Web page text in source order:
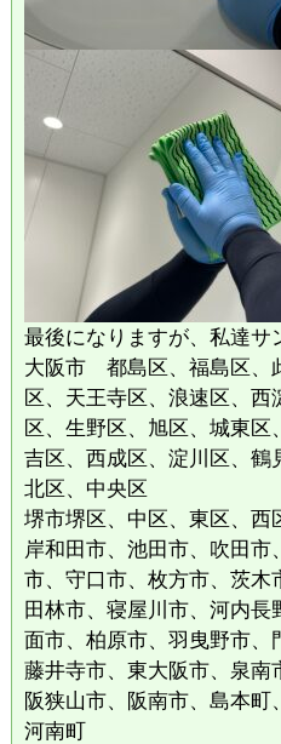
最後になりますが、私達サ
大阪市 都島区、福島区、
区、天王寺区、浪速区、
区、生野区、旭区、城東
吉区、西成区、淀川区、鶴
北区、中央区
堺市堺区、中区、東区、西
岸和田市、池田市、吹田
市、守口市、枚方市、茨木
田林市、寝屋川市、河内
面市、柏原市、羽曳野市、
藤井寺市、東大阪市、泉南
阪狭山市、阪南市、島本町
河南町